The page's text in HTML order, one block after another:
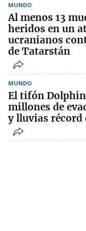
MUNDO
Al menos 13
heridos en un
ucranianos
de Tatarstán
MUNDO
El tifón Dolphin
millones de
y lluvias récord